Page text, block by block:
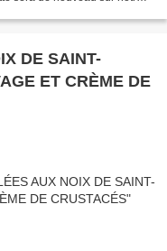
DE SAINT-
ET CRÈME DE